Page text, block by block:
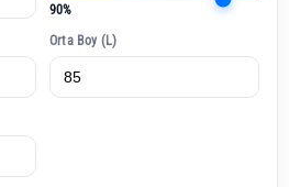
90%
Orta Boy (L)